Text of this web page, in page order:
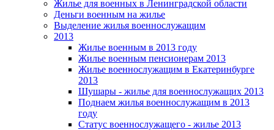
Жилье для военных в Ленинградской области
Деньги военным на жилье
Выделение жилья военнослужащим
2013
Жилье военным в 2013 году
Жилье военным пенсионерам 2013
Жилье военнослужащим в Екатеринбурге
2013
Шушары - жилье для военнослужащих 2013
Поднаем жилья военнослужащим в 2013
году
Статус военнослужащего - жилье 2013